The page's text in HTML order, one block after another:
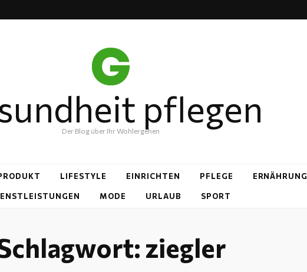
pflegen
Der Blog über Ihr Wohlergehen
LIFESTYLE EINRICHTEN PFLEGE ERNÄHRUNG
MODE URLAUB SPORT
ziegler